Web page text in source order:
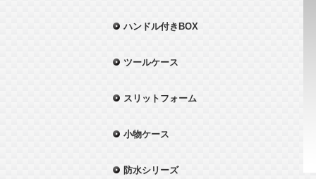
ハンドル付きBOX
ツールケース
スリットフォーム
小物ケース
防水シリーズ